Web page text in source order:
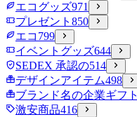
エコグッズ971
プレゼント 850
エコ 799
イベントグッズ644
SEDEX 承認の514
デザインアイテム498
ブランド名の企業ギフト
激安商品416